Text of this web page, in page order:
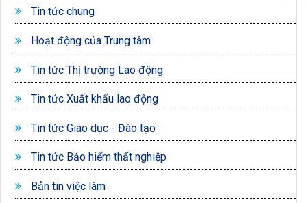
Tin tức chung
Hoạt động của Trung tâm
Tin tức Thị trường Lao động
Tin tức Xuất khẩu lao động
Tin tức Giáo dục - Đào tạo
Tin tức Bảo hiểm thất nghiệp
Bản tin việc làm